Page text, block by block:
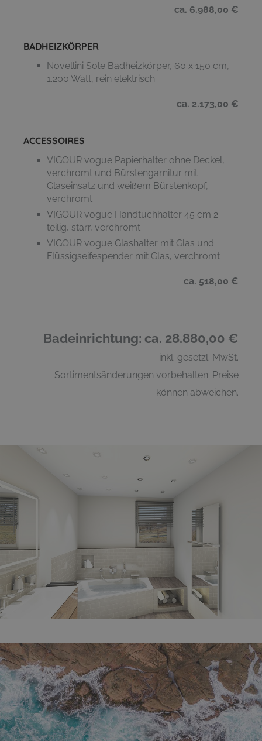
ca. 6.988,00 €
BADHEIZKÖRPER
Novellini Sole Badheizkörper, 60 x 150 cm,
1.200 Watt, rein elektrisch
ca. 2.173,00 €
ACCESSOIRES
VIGOUR vogue Papierhalter ohne Deckel,
verchromt und Bürstengarnitur mit
Glaseinsatz und weißem Bürstenkopf,
verchromt
VIGOUR vogue Handtuchhalter 45 cm 2-
teilig, starr, verchromt
VIGOUR vogue Glashalter mit Glas und
Flüssigseifespender mit Glas, verchromt
ca. 518,00 €
Badeinrichtung: ca. 28.880,00 €
inkl. gesetzl. MwSt.
Sortimentsänderungen vorbehalten. Preise
können abweichen.